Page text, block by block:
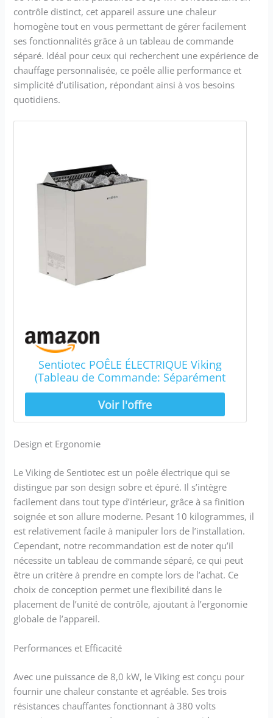
contrôle distinct, cet appareil assure une chaleur
homogène tout en vous permettant de gérer facilement
ses fonctionnalités grâce à un tableau de commande
séparé. Idéal pour ceux qui recherchent une expérience de
chauffage personnalisée, ce poêle allie performance et
simplicité d’utilisation, répondant ainsi à vos besoins
quotidiens.
Sentiotec POÊLE ÉLECTRIQUE Viking
(Tableau de Commande: Séparément
(Unité nécessite Un contrôle Distinct),
8.0 KW)
Design et Ergonomie
Le Viking de Sentiotec est un poêle électrique qui se
distingue par son design sobre et épuré. Il s’intègre
facilement dans tout type d’intérieur, grâce à sa finition
soignée et son allure moderne. Pesant 10 kilogrammes, il
est relativement facile à manipuler lors de l’installation.
Cependant, notre recommandation est de noter qu’il
nécessite un tableau de commande séparé, ce qui peut
être un critère à prendre en compte lors de l’achat. Ce
choix de conception permet une flexibilité dans le
placement de l’unité de contrôle, ajoutant à l’ergonomie
globale de l’appareil.
Performances et Efficacité
Avec une puissance de 8,0 kW, le Viking est conçu pour
fournir une chaleur constante et agréable. Ses trois
résistances chauffantes fonctionnant à 380 volts